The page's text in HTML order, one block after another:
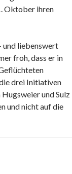
Oktober ihren
und liebenswert
froh, dass er in
drei Initiativen
und Sulz
und nicht auf die